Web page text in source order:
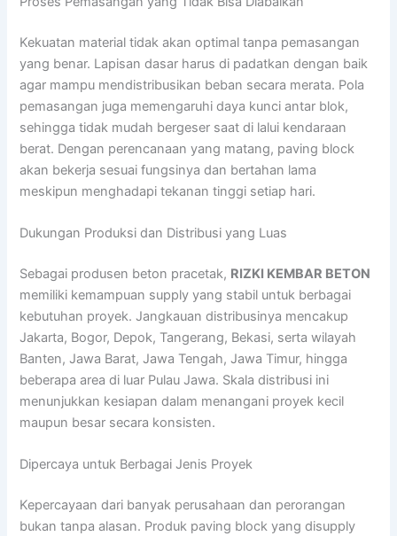
Kekuatan material tidak akan optimal tanpa pemasangan
yang benar. Lapisan dasar harus di padatkan dengan baik
agar mampu mendistribusikan beban secara merata. Pola
pemasangan juga memengaruhi daya kunci antar blok,
sehingga tidak mudah bergeser saat di lalui kendaraan
berat. Dengan perencanaan yang matang, paving block
akan bekerja sesuai fungsinya dan bertahan lama
meskipun menghadapi tekanan tinggi setiap hari.
Dukungan Produksi dan Distribusi yang Luas
Sebagai produsen beton pracetak, RIZKI KEMBAR BETON
memiliki kemampuan supply yang stabil untuk berbagai
kebutuhan proyek. Jangkauan distribusinya mencakup
Jakarta, Bogor, Depok, Tangerang, Bekasi, serta wilayah
Banten, Jawa Barat, Jawa Tengah, Jawa Timur, hingga
beberapa area di luar Pulau Jawa. Skala distribusi ini
menunjukkan kesiapan dalam menangani proyek kecil
maupun besar secara konsisten.
Dipercaya untuk Berbagai Jenis Proyek
Kepercayaan dari banyak perusahaan dan perorangan
bukan tanpa alasan. Produk paving block yang disupply